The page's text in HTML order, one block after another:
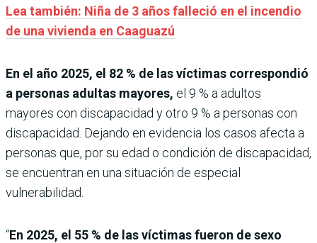
Lea también: Niña de 3 años falleció en el incendio
de una vivienda en Caaguazú
En el año 2025, el 82 % de las víctimas correspondió
a personas adultas mayores, el 9 % a adultos
mayores con discapacidad y otro 9 % a personas con
discapacidad. Dejando en evidencia los casos afecta a
personas que, por su edad o condición de discapacidad,
se encuentran en una situación de especial
vulnerabilidad.
“En 2025, el 55 % de las víctimas fueron de sexo